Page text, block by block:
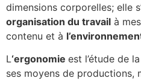
dimensions corporelles; elle
organisation du travail à
contenu et à
L‘ergonomie est l’étude de
ses moyens de productions,